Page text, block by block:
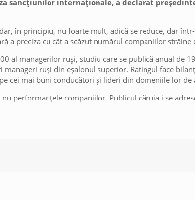
sancțiunilor internaționale, a declarat
în principiu, nu foarte mult, adică se reduce, dar
a preciza cu cât a scăzut numărul companiilor străine
al managerilor ruși, studiu care se publică anual de
ruși din eșalonul superior. Ratingul face
cei mai buni conducători și lideri din domeniile lor de
performanțele companiilor. Publicul căruia i se